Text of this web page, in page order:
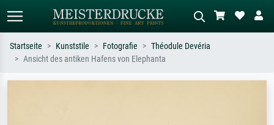
Startseite Kunststile Fotografie
Théodule Devéria
Ansicht des antiken Hafens von Elephanta